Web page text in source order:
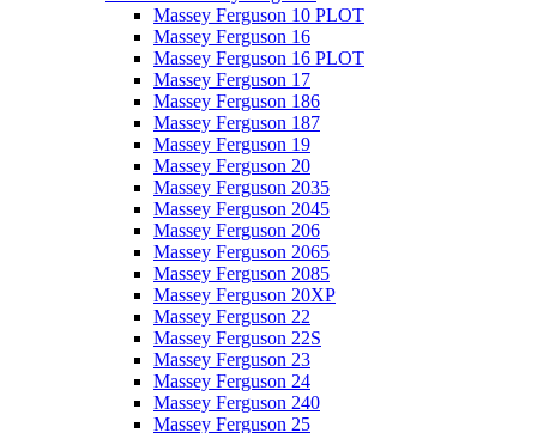
Massey Ferguson 10 PLOT
Massey Ferguson 16
Massey Ferguson 16 PLOT
Massey Ferguson 17
Massey Ferguson 186
Massey Ferguson 187
Massey Ferguson 19
Massey Ferguson 20
Massey Ferguson 2035
Massey Ferguson 2045
Massey Ferguson 206
Massey Ferguson 2065
Massey Ferguson 2085
Massey Ferguson 20XP
Massey Ferguson 22
Massey Ferguson 22S
Massey Ferguson 23
Massey Ferguson 24
Massey Ferguson 240
Massey Ferguson 25